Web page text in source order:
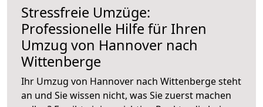
Stressfreie Umzüge:
Professionelle Hilfe für Ihren
Umzug von Hannover nach
Wittenberge
Ihr Umzug von Hannover nach Wittenberge steht
an und Sie wissen nicht, was Sie zuerst machen